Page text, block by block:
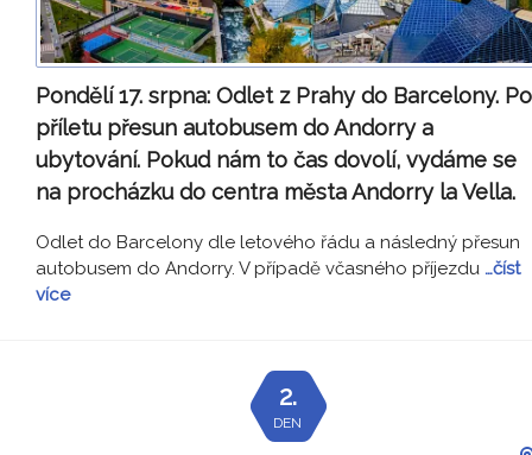
Pondělí 17. srpna: Odlet z Prahy do Barcelony. Po
příletu přesun autobusem do Andorry a
ubytování. Pokud nám to čas dovolí, vydáme se
na procházku do centra města Andorry la Vella.
Odlet do Barcelony dle letového řádu a následný přesun
autobusem do Andorry. V případě včasného příjezdu …číst
více
2.
DEN